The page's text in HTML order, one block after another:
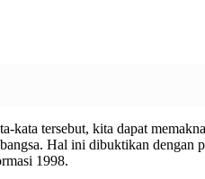
tersebut, kita dapat
Hal ini dibuktikan dengan
1998.